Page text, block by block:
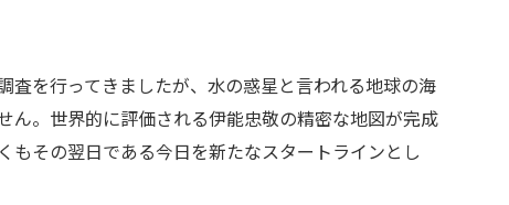
を行ってきましたが、水の惑星と言われる地球の海
ん。世界的に評価される伊能忠敬の精密な地図が完成
もその翌日である今日を新たなスタートラインとし